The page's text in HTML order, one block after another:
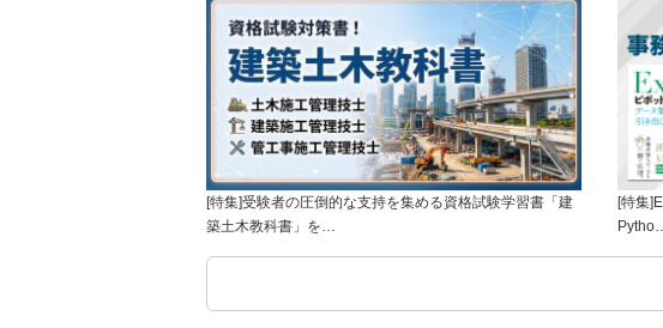
[特集]受験者の圧倒的な支持を集める資格試験学習書「建
築土木教科書」を…
[特集